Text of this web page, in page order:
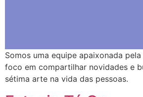
Somos uma equipe apaixonada
foco em compartilhar novidades e
sétima arte na vida das pessoas.